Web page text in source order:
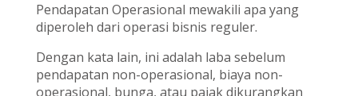
Pendapatan Operasional mewakili apa yang
diperoleh dari operasi bisnis reguler.
Dengan kata lain, ini adalah laba sebelum
pendapatan non-operasional, biaya non-
operasional, bunga, atau pajak dikurangkan